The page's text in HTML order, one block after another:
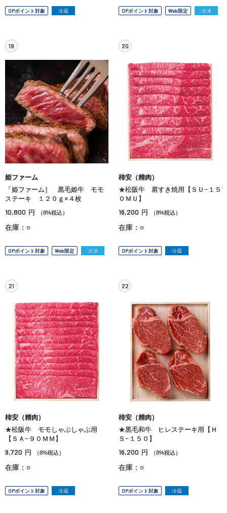
OPポイント対象 冷蔵 OPポイント対象 Web限定 冷凍
19
姫ファーム
「姫ファーム］ 黒毛姫牛 モモ
ステーキ １２０ｇ×４枚
10,800 円 （8%税込）
在庫：○
OPポイント対象 Web限定 冷凍
20
柿安（精肉）
★松阪牛 肩すき焼用【ＳＵ−１５
０ＭＵ】
16,200 円 （8%税込）
在庫：○
OPポイント対象 冷蔵
21
柿安（精肉）
★松阪牛 モモしゃぶしゃぶ用
【ＳＡ−９０ＭＭ】
9,720 円 （8%税込）
在庫：○
OPポイント対象 冷蔵
22
柿安（精肉）
★黒毛和牛 ヒレステーキ用【Ｈ
Ｓ−１５０】
16,200 円 （8%税込）
在庫：○
OPポイント対象 冷蔵